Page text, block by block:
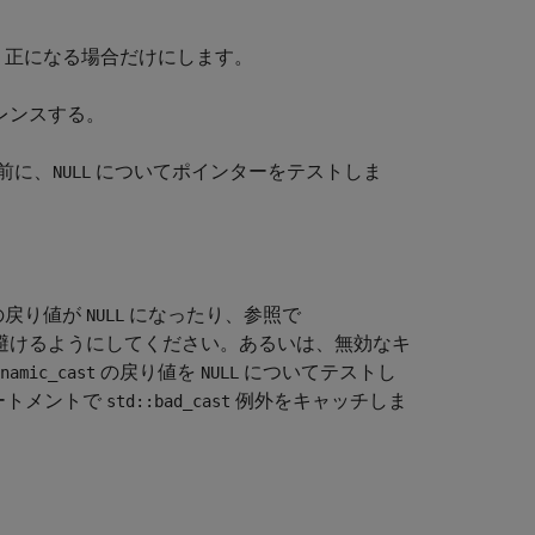
になる場合だけにします。
スする。
に、 NULL についてポインターをテストしま
戻り値が NULL
になったり、参照で
るようにしてください。あるいは、無効なキ
の戻り値を NULL
についてテストし
メントで std::bad_cast 例外をキャッチしま